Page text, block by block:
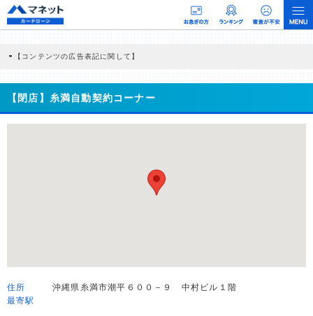
【コンテンツの広告表記に関して】
商品を根拠なくPRするものではなく、当編集部の調査／ユーザーへの口コミ収集な
どに基づき、公平性を担保した情報提供を行っています。
>提携企業一覧
【閉店】糸満自動契約コーナー
住所
沖縄県糸満市潮平６００－９ 中村ビル１階
最寄駅